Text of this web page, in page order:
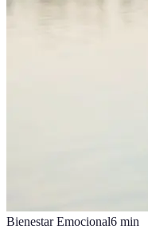
Bienestar Emocional6 min